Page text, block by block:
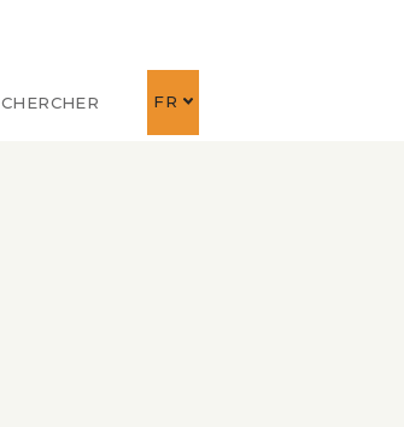
CHERCHER FR